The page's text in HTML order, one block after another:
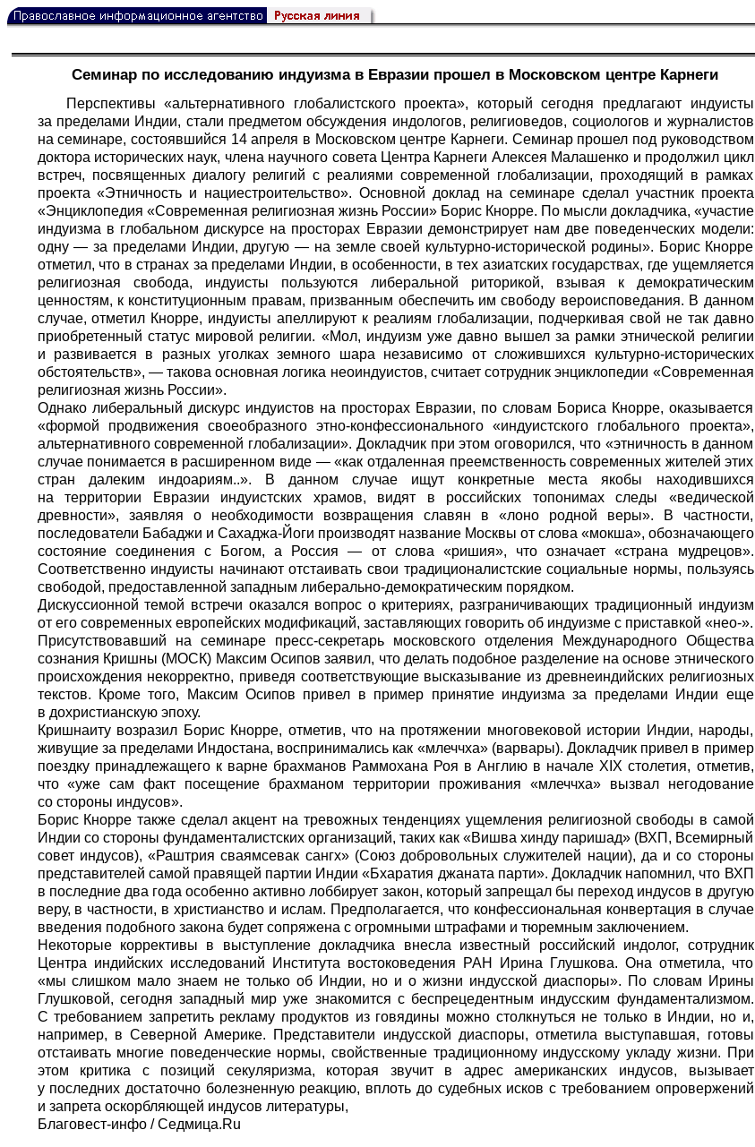
Семинар по исследованию индуизма в Евразии прошел в Московском центре Карнеги
Перспективы «альтернативного глобалистского проекта», который сегодня предлагают индуисты
за пределами Индии, стали предметом обсуждения индологов, религиоведов, социологов и журналистов
на семинаре, состоявшийся 14 апреля в Московском центре Карнеги. Семинар прошел под руководством
доктора исторических наук, члена научного совета Центра Карнеги Алексея Малашенко и продолжил цикл
встреч, посвященных диалогу религий с реалиями современной глобализации, проходящий в рамках
проекта «Этничность и нациестроительство». Основной доклад на семинаре сделал участник проекта
«Энциклопедия «Современная религиозная жизнь России» Борис Кнорре. По мысли докладчика, «участие
индуизма в глобальном дискурсе на просторах Евразии демонстрирует нам две поведенческих модели:
одну — за пределами Индии, другую — на земле своей культурно-исторической родины». Борис Кнорре
отметил, что в странах за пределами Индии, в особенности, в тех азиатских государствах, где ущемляется
религиозная свобода, индуисты пользуются либеральной риторикой, взывая к демократическим
ценностям, к конституционным правам, призванным обеспечить им свободу вероисповедания. В данном
случае, отметил Кнорре, индуисты апеллируют к реалиям глобализации, подчеркивая свой не так давно
приобретенный статус мировой религии. «Мол, индуизм уже давно вышел за рамки этнической религии
и развивается в разных уголках земного шара независимо от сложившихся культурно-исторических
обстоятельств», — такова основная логика неоиндуистов, считает сотрудник энциклопедии «Современная
религиозная жизнь России».
Однако либеральный дискурс индуистов на просторах Евразии, по словам Бориса Кнорре, оказывается
«формой продвижения своеобразного этно-конфессионального «индуистского глобального проекта»,
альтернативного современной глобализации». Докладчик при этом оговорился, что «этничность в данном
случае понимается в расширенном виде — «как отдаленная преемственность современных жителей этих
стран далеким индоариям..». В данном случае ищут конкретные места якобы находившихся
на территории Евразии индуистских храмов, видят в российских топонимах следы «ведической
древности», заявляя о необходимости возвращения славян в «лоно родной веры». В частности,
последователи Бабаджи и Сахаджа-Йоги производят название Москвы от слова «мокша», обозначающего
состояние соединения с Богом, а Россия — от слова «ришия», что означает «страна мудрецов».
Соответственно индуисты начинают отстаивать свои традиционалистские социальные нормы, пользуясь
свободой, предоставленной западным либерально-демократическим порядком.
Дискуссионной темой встречи оказался вопрос о критериях, разграничивающих традиционный индуизм
от его современных европейских модификаций, заставляющих говорить об индуизме с приставкой «нео-».
Присутствовавший на семинаре пресс-секретарь московского отделения Международного Общества
сознания Кришны (МОСК) Максим Осипов заявил, что делать подобное разделение на основе этнического
происхождения некорректно, приведя соответствующие высказывание из древнеиндийских религиозных
текстов. Кроме того, Максим Осипов привел в пример принятие индуизма за пределами Индии еще
в дохристианскую эпоху.
Кришнаиту возразил Борис Кнорре, отметив, что на протяжении многовековой истории Индии, народы,
живущие за пределами Индостана, воспринимались как «млеччха» (варвары). Докладчик привел в пример
поездку принадлежащего к варне брахманов Раммохана Роя в Англию в начале XIX столетия, отметив,
что «уже сам факт посещение брахманом территории проживания «млеччха» вызвал негодование
со стороны индусов».
Борис Кнорре также сделал акцент на тревожных тенденциях ущемления религиозной свободы в самой
Индии со стороны фундаменталистских организаций, таких как «Вишва хинду паришад» (ВХП, Всемирный
совет индусов), «Раштрия сваямсевак сангх» (Союз добровольных служителей нации), да и со стороны
представителей самой правящей партии Индии «Бхаратия джаната парти». Докладчик напомнил, что ВХП
в последние два года особенно активно лоббирует закон, который запрещал бы переход индусов в другую
веру, в частности, в христианство и ислам. Предполагается, что конфессиональная конвертация в случае
введения подобного закона будет сопряжена с огромными штрафами и тюремным заключением.
Некоторые коррективы в выступление докладчика внесла известный российский индолог, сотрудник
Центра индийских исследований Института востоковедения РАН Ирина Глушкова. Она отметила, что
«мы слишком мало знаем не только об Индии, но и о жизни индусской диаспоры». По словам Ирины
Глушковой, сегодня западный мир уже знакомится с беспрецедентным индусским фундаментализмом.
С требованием запретить рекламу продуктов из говядины можно столкнуться не только в Индии, но и,
например, в Северной Америке. Представители индусской диаспоры, отметила выступавшая, готовы
отстаивать многие поведенческие нормы, свойственные традиционному индусскому укладу жизни. При
этом критика с позиций секуляризма, которая звучит в адрес американских индусов, вызывает
у последних достаточно болезненную реакцию, вплоть до судебных исков с требованием опровержений
и запрета оскорбляющей индусов литературы,
Благовест-инфо/Седмица.Ru